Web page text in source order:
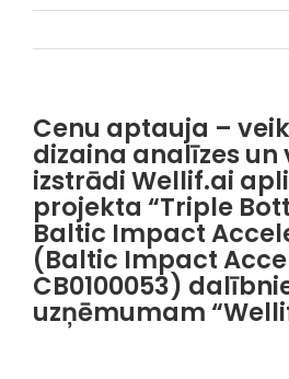
Cenu aptauja –
dizaina analīzes
izstrādi Wellif.ai
projekta “Triple
Baltic Impact
(Baltic Impact
CB0100053)
uzņēmumam